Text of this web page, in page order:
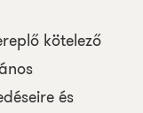
kötelező
és